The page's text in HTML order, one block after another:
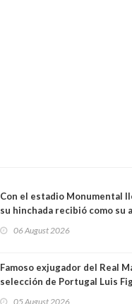
Con el estadio Monumental
su hinchada recibió como su
06 August 2026
Famoso exjugador del Real
selección de Portugal Luis
05 August 2026